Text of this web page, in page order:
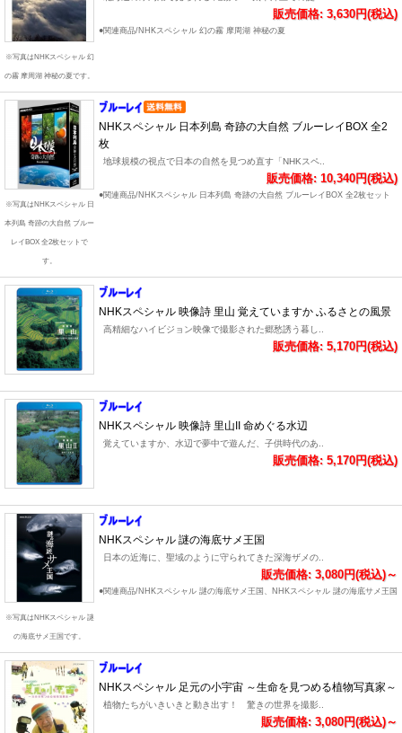
※写真はNHKスペシャル 幻
の霧 摩周湖 神秘の夏です。
販売価格: 3,630円(税込)
●関連商品/NHKスペシャル 幻の霧 摩周湖 神秘の夏
※写真はNHKスペシャル 日
本列島 奇跡の大自然 ブルー
レイBOX 全2枚セットで
す。
NHKスペシャル 日本列島 奇跡の大自然 ブルーレイBOX 全2
枚
地球規模の視点で日本の自然を見つめ直す「NHKスペ..
販売価格: 10,340円(税込)
●関連商品/NHKスペシャル 日本列島 奇跡の大自然 ブルーレイBOX 全2枚セット
NHKスペシャル 映像詩 里山 覚えていますか ふるさとの風景
高精細なハイビジョン映像で撮影された郷愁誘う暮し..
販売価格: 5,170円(税込)
NHKスペシャル 映像詩 里山II 命めぐる水辺
覚えていますか、水辺で夢中で遊んだ、子供時代のあ..
販売価格: 5,170円(税込)
※写真はNHKスペシャル 謎
の海底サメ王国です。
NHKスペシャル 謎の海底サメ王国
日本の近海に、聖域のように守られてきた深海ザメの..
販売価格: 3,080円(税込)～
●関連商品/NHKスペシャル 謎の海底サメ王国、NHKスペシャル 謎の海底サメ王国
NHKスペシャル 足元の小宇宙 ～生命を見つめる植物写真家～
植物たちがいきいきと動き出す！ 驚きの世界を撮影..
販売価格: 3,080円(税込)～